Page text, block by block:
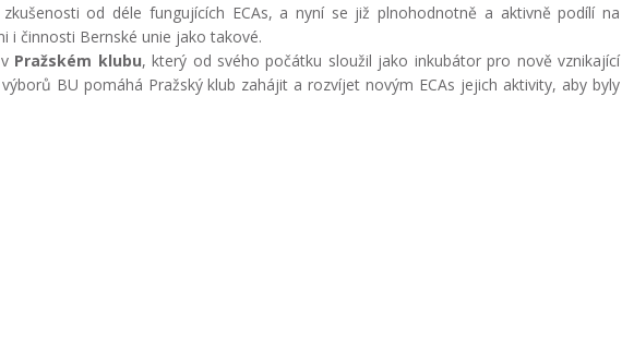
od déle fungujících ECAs, a nyní se již plnohodnotně a aktivně podílí na
i činnosti Bernské unie jako takové.
Pražském klubu, který od svého počátku sloužil jako inkubátor pro nově vznikající
BU pomáhá Pražský klub zahájit a rozvíjet novým ECAs jejich aktivity, aby byly